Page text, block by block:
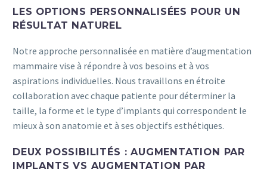
LES OPTIONS PERSONNALISÉES POUR UN
RÉSULTAT NATUREL
Notre approche personnalisée en matière d’augmentation
mammaire vise à répondre à vos besoins et à vos
aspirations individuelles. Nous travaillons en étroite
collaboration avec chaque patiente pour déterminer la
taille, la forme et le type d’implants qui correspondent le
mieux à son anatomie et à ses objectifs esthétiques.
DEUX POSSIBILITÉS : AUGMENTATION PAR
IMPLANTS VS AUGMENTATION PAR